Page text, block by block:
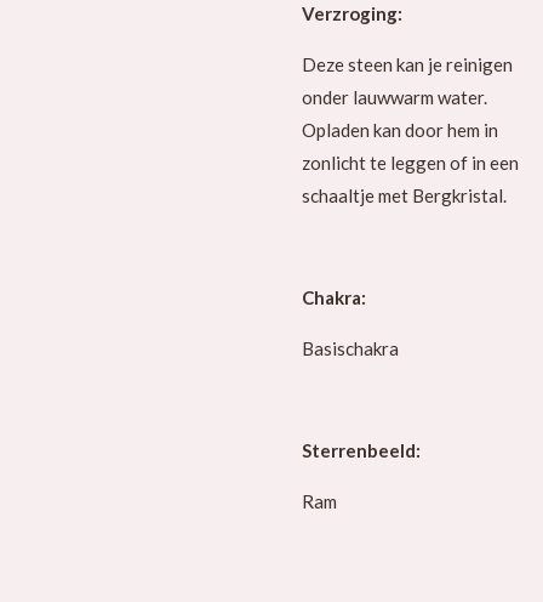
Verzroging:
Deze steen kan je reinigen
onder lauwwarm water.
Opladen kan door hem in
zonlicht te leggen of in een
schaaltje met Bergkristal.
Chakra:
Basischakra
Sterrenbeeld:
Ram